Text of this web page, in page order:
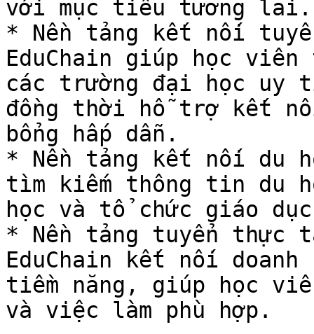
với mục tiêu tương lai.
* Nền tảng kết nối
EduChain giúp học
các trường đại học uy
đồng thời hỗ trợ kết
bổng hấp dẫn.
* Nền tảng kết nối du
tìm kiếm thông tin du
học và tổ chức giáo
* Nền tảng tuyển thực
EduChain kết nối
tiềm năng, giúp học